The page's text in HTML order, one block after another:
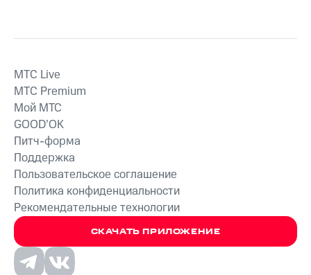
СКАЧАТЬ ПРИЛОЖЕНИЕ
MTС Live
MTС Premium
Мой МТС
GOOD’OK
Питч-форма
Поддержка
Пользовательское соглашение
Политика конфиденциальности
Рекомендательные технологии